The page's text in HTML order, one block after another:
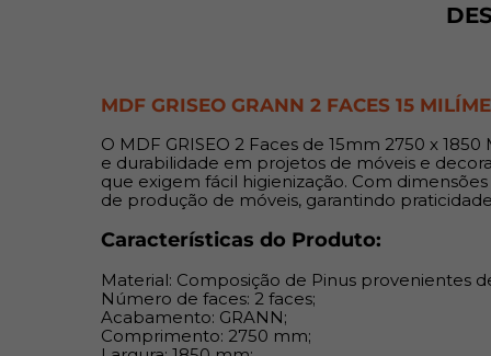
MDF GRISEO GRANN 2 FACES 15
O MDF GRISEO 2 Faces de 15mm 2750 x
e durabilidade em projetos de móveis e
que exigem fácil higienização. Com
de produção de móveis, garantindo
Características do Produto:
Material: Composição de Pinus
Número de faces: 2 faces;
Acabamento: GRANN;
Comprimento: 2750 mm;